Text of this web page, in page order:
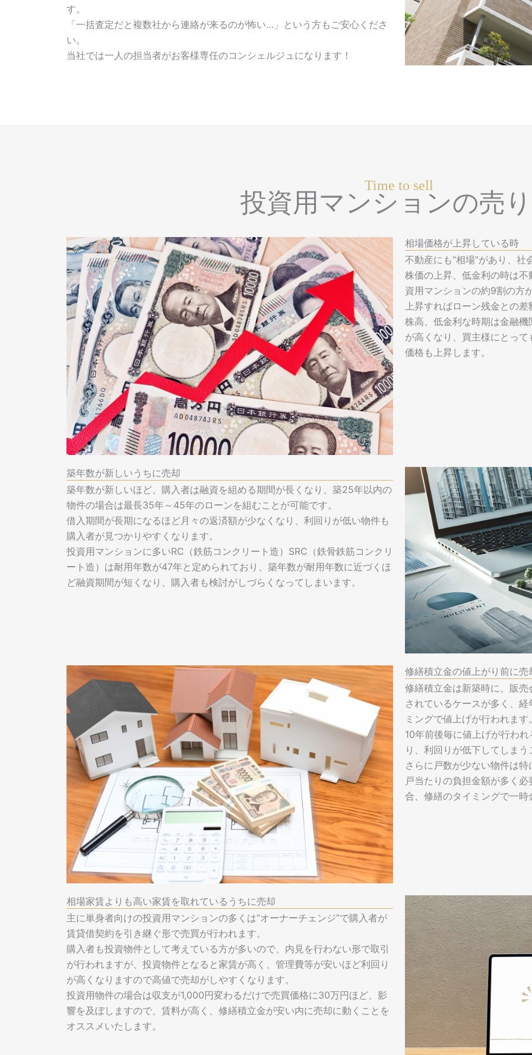
す。
「一括査定だと複数社から連絡が来るのが怖い…」という方もご安心くださ
い。
当社では一人の担当者がお客様専任のコンシェルジュになります！
Time to sell
投資用マンションの売
相場価格が上昇している時
不動産にも“相場”があり、
株価の上昇、低金利の時は
資用マンションの約9割の方
上昇すればローン残金との
株高、低金利な時期は金融
が高くなり、買主様にとっ
価格も上昇します。
築年数が新しいうちに売却
築年数が新しいほど、購入者は融資を組める期間が長くなり、築25年以内の
物件の場合は最長35年～45年のローンを組むことが可能です。
借入期間が長期になるほど月々の返済額が少なくなり、利回りが低い物件も
購入者が見つかりやすくなります。
投資用マンションに多いRC（鉄筋コンクリート造）SRC（鉄骨鉄筋コンクリ
ート造）は耐用年数が47年と定められており、築年数が耐用年数に近づくほ
ど融資期間が短くなり、購入者も検討がしづらくなってしまいます。
修繕積立金の値上がり前に売
修繕積立金は新築時に、販
されているケースが多く、
ミングで値上げが行われます
10年前後毎に値上げが行わ
り、利回りが低下してしま
さらに戸数が少ない物件は
戸当たりの負担金額が多く
合、修繕のタイミングで一
相場家賃よりも高い家賃を取れているうちに売却
主に単身者向けの投資用マンションの多くは“オーナーチェンジ”で購入者が
賃貸借契約を引き継ぐ形で売買が行われます。
購入者も投資物件として考えている方が多いので、内見を行わない形で取引
が行われますが、投資物件となると家賃が高く、管理費等が安いほど利回り
が高くなりますので高値で売却がしやすくなります。
投資用物件の場合は収支が1,000円変わるだけで売買価格に30万円ほど、影
響を及ぼしますので、賃料が高く、修繕積立金が安い内に売却に動くことを
オススメいたします。